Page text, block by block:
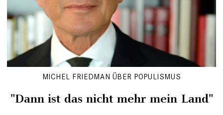
MICHEL FRIEDMAN ÜBER POPULISMUS
"Dann ist das nicht mehr mein Land"